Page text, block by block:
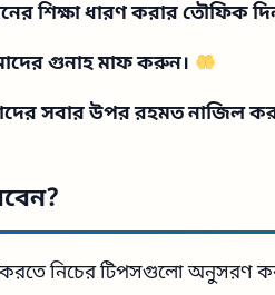
শিক্ষা ধারণ করার তৌফিক
গুনাহ মাফ করুন।
সবার উপর রহমত নাজিল
করতে নিচের টিপসগুলো অনুসরণ